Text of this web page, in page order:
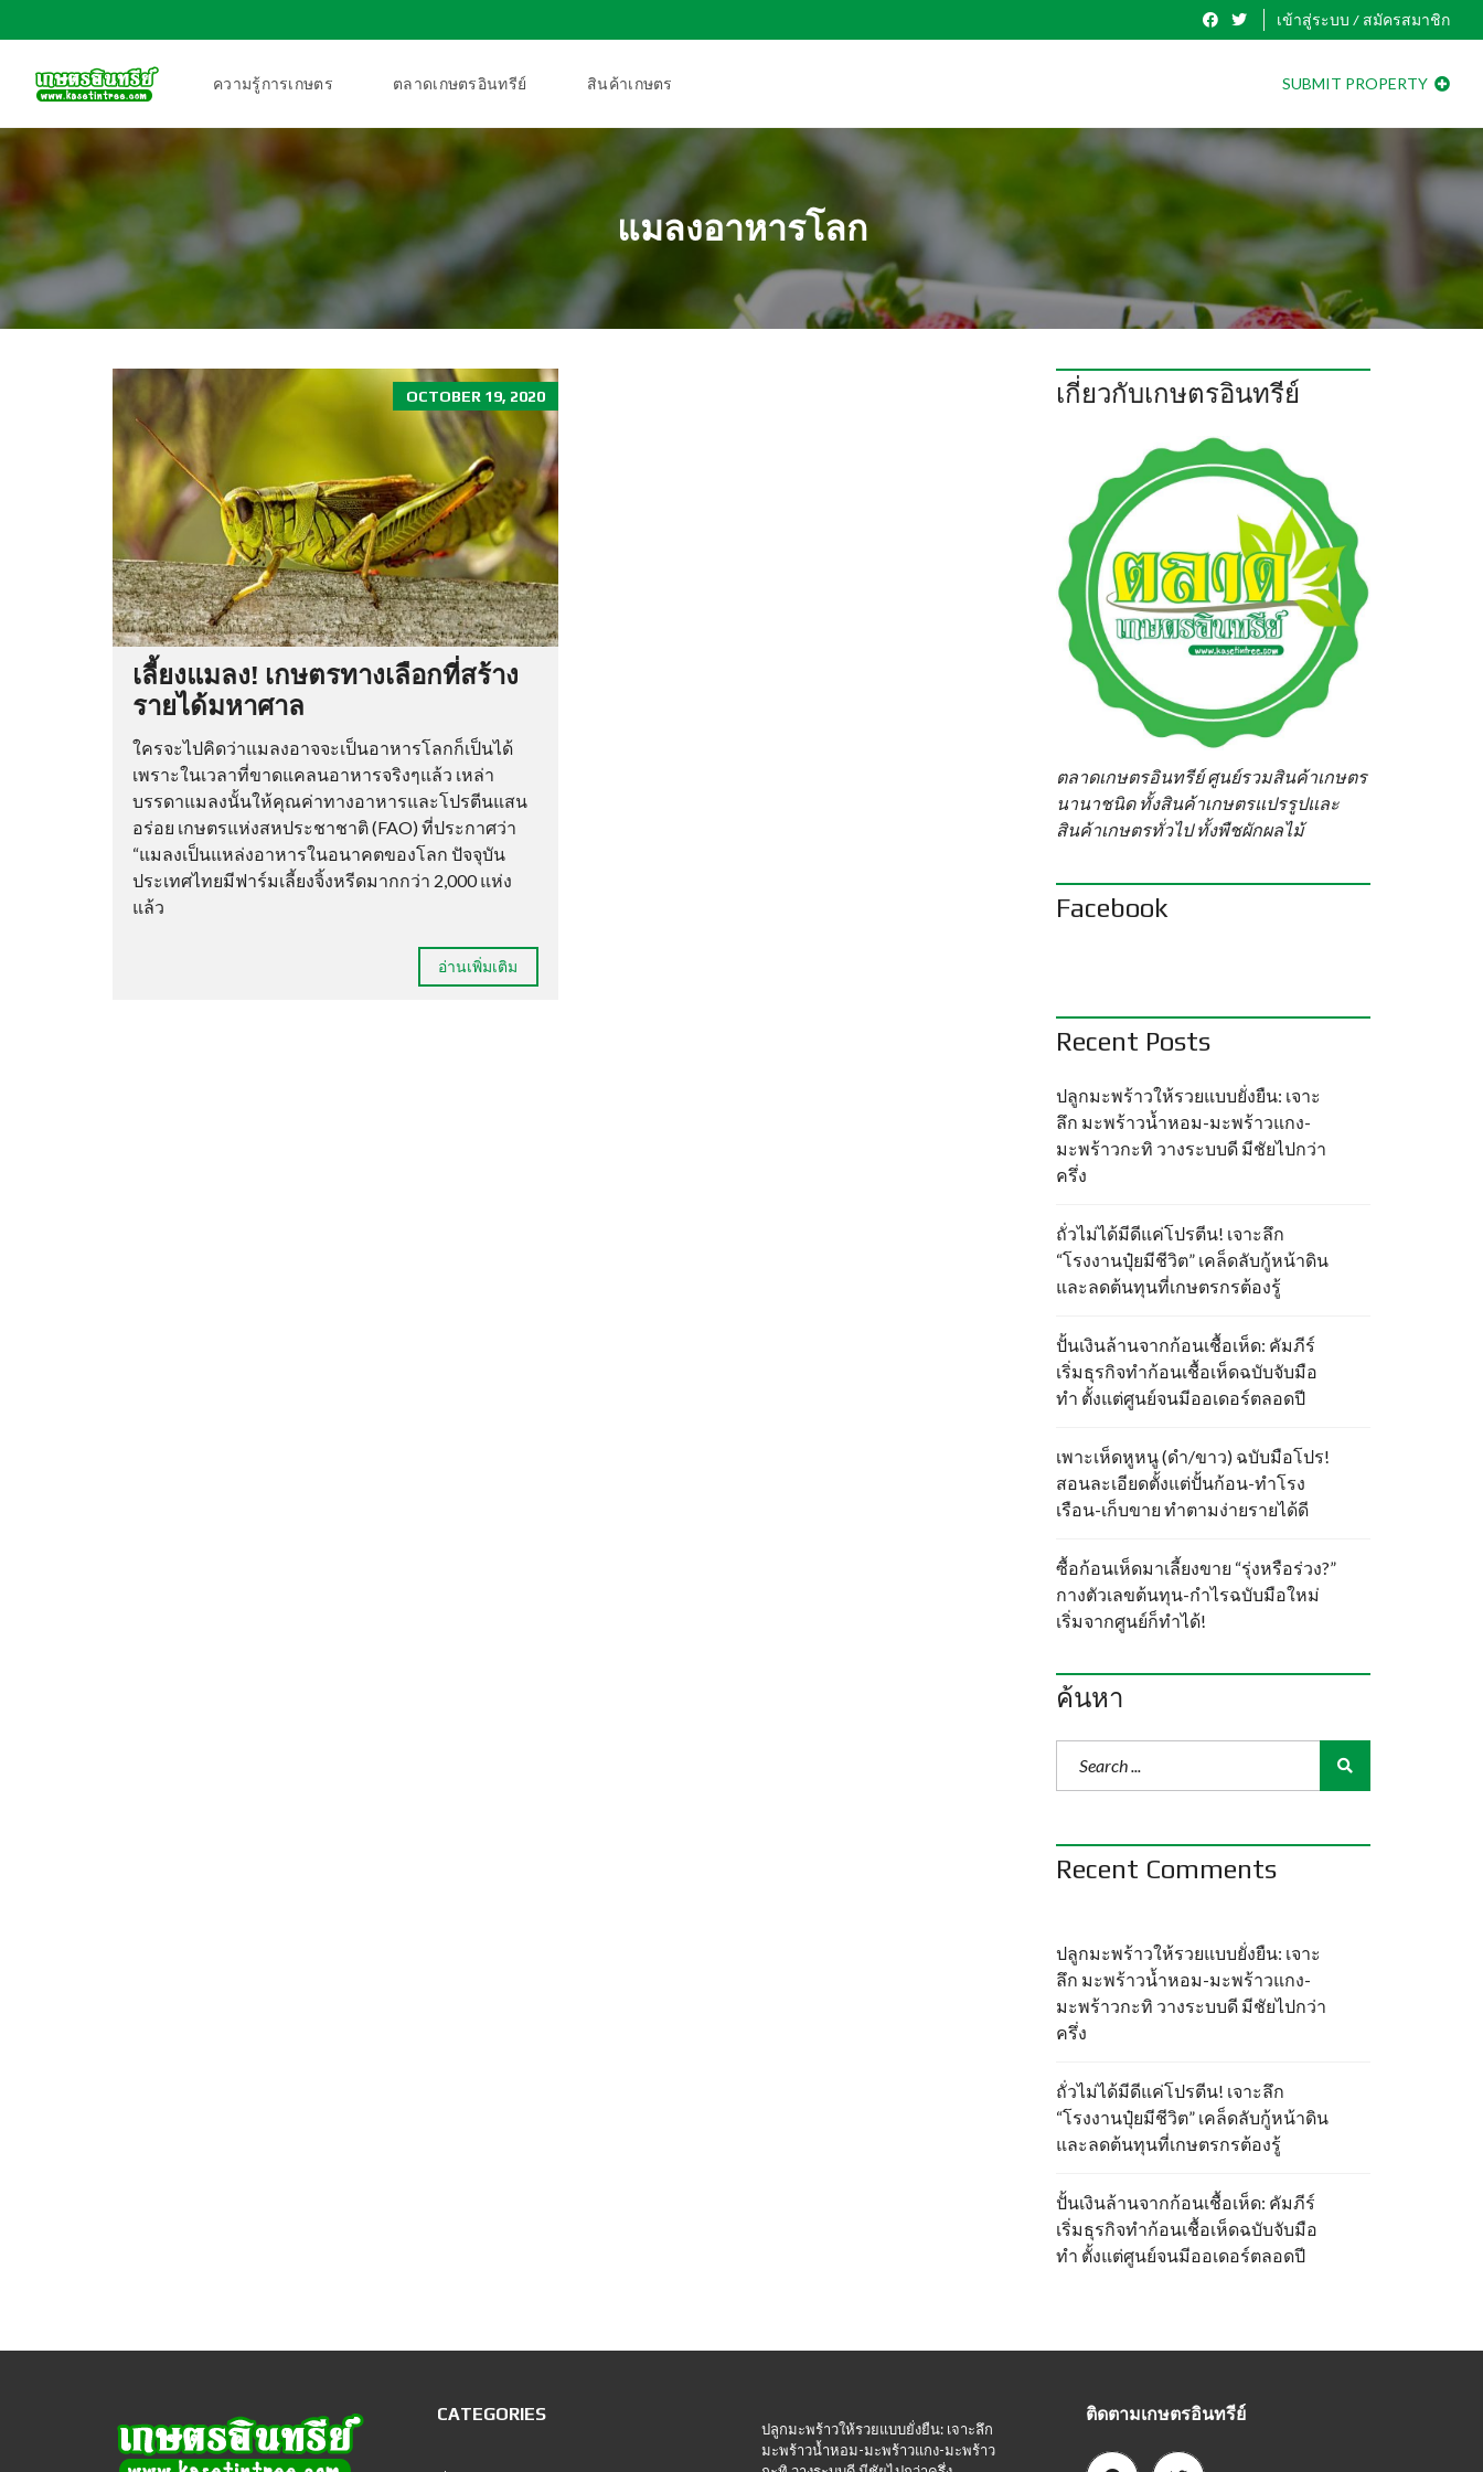
เข้าสู่ระบบ / สมัครสมาชิก
ความรู้การเกษตร ตลาดเกษตรอินทรีย์ สินค้าเกษตร SUBMIT PROPERTY
แมลงอาหารโลก
OCTOBER 19, 2020
เลี้ยงแมลง! เกษตรทางเลือกที่สร้าง
รายได้มหาศาล
ใครจะไปคิดว่าแมลงอาจจะเป็นอาหารโลกก็เป็นได้
เพราะในเวลาที่ขาดแคลนอาหารจริงๆแล้ว เหล่า
บรรดาแมลงนั้นให้คุณค่าทางอาหารและโปรตีนแสน
อร่อย เกษตรแห่งสหประชาชาติ (FAO) ที่ประกาศว่า
“แมลงเป็นแหล่งอาหารในอนาคตของโลก ปัจจุบัน
ประเทศไทยมีฟาร์มเลี้ยงจิ้งหรีดมากกว่า 2,000 แห่ง
แล้ว
อ่านเพิ่มเติม
เกี่ยวกับเกษตรอินทรีย์
ตลาดเกษตรอินทรีย์ ศูนย์รวมสินค้าเกษตร
นานาชนิด ทั้งสินค้าเกษตรแปรรูปและ
สินค้าเกษตรทั่วไป ทั้งพืชผักผลไม้
Facebook
Recent Posts
ปลูกมะพร้าวให้รวยแบบยั่งยืน: เจาะ
ลึก มะพร้าวน้ำหอม-มะพร้าวแกง-
มะพร้าวกะทิ วางระบบดี มีชัยไปกว่า
ครึ่ง
ถั่วไม่ได้มีดีแค่โปรตีน! เจาะลึก
“โรงงานปุ๋ยมีชีวิต” เคล็ดลับกู้หน้าดิน
และลดต้นทุนที่เกษตรกรต้องรู้
ปั้นเงินล้านจากก้อนเชื้อเห็ด: คัมภีร์
เริ่มธุรกิจทำก้อนเชื้อเห็ดฉบับจับมือ
ทำ ตั้งแต่ศูนย์จนมีออเดอร์ตลอดปี
เพาะเห็ดหูหนู (ดำ/ขาว) ฉบับมือโปร!
สอนละเอียดตั้งแต่ปั้นก้อน-ทำโรง
เรือน-เก็บขาย ทำตามง่ายรายได้ดี
ซื้อก้อนเห็ดมาเลี้ยงขาย “รุ่งหรือร่วง?”
กางตัวเลขต้นทุน-กำไรฉบับมือใหม่
เริ่มจากศูนย์ก็ทำได้!
ค้นหา
Recent Comments
ปลูกมะพร้าวให้รวยแบบยั่งยืน: เจาะ
ลึก มะพร้าวน้ำหอม-มะพร้าวแกง-
มะพร้าวกะทิ วางระบบดี มีชัยไปกว่า
ครึ่ง
ถั่วไม่ได้มีดีแค่โปรตีน! เจาะลึก
“โรงงานปุ๋ยมีชีวิต” เคล็ดลับกู้หน้าดิน
และลดต้นทุนที่เกษตรกรต้องรู้
ปั้นเงินล้านจากก้อนเชื้อเห็ด: คัมภีร์
เริ่มธุรกิจทำก้อนเชื้อเห็ดฉบับจับมือ
ทำ ตั้งแต่ศูนย์จนมีออเดอร์ตลอดปี
CATEGORIES
ปลูกมะพร้าวให้รวยแบบยั่งยืน: เจาะลึก
มะพร้าวน้ำหอม-มะพร้าวแกง-มะพร้าว
ติดตามเกษตรอินทรีย์